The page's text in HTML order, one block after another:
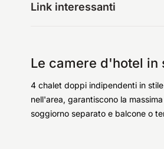
Link interessanti
Le camere d'hotel in
4 chalet doppi indipendenti in
nell'area, garantiscono la
soggiorno separato e balcone o